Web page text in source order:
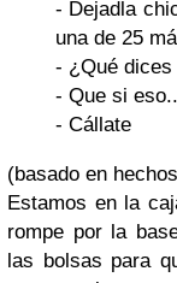
- Dejadla
una de 25
- ¿Qué dices
- Que si
- Cállate
(basado en
Estamos en la
rompe por la
las bolsas para